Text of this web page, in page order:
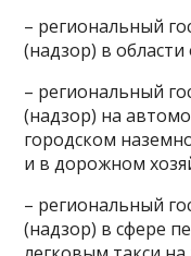
– региональный
(надзор) в
– региональный
(надзор) на
городском
и в дорожном
– региональный
(надзор) в сфере